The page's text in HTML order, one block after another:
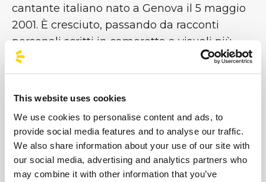
This website uses cookies
We use cookies to personalise content and ads, to
provide social media features and to analyse our traffic.
We also share information about your use of our site with
our social media, advertising and analytics partners who
may combine it with other information that you’ve
cantante italiano nato a Genova il 5 maggio
2001. È cresciuto, passando da racconti
personali scritti in cameretta a visuali più
aperte con “Gira, il mondo gira”, disco uscito
nel 2023, fino a sguardi collettivi più densi e
riferimento assoluto della voce genovese,
Lucio Dalla e Francesco De Gregori, con
diversi approcci al canto che ricordano
anche altri artisti della sua generazione, è